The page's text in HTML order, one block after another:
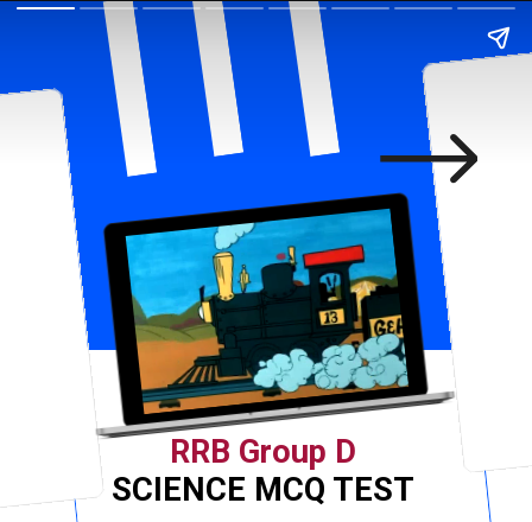
RRB Group D
SCIENCE MCQ TEST